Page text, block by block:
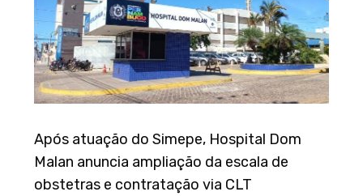
Após atuação do Simepe, Hospital Dom
Malan anuncia ampliação da escala de
obstetras e contratação via CLT